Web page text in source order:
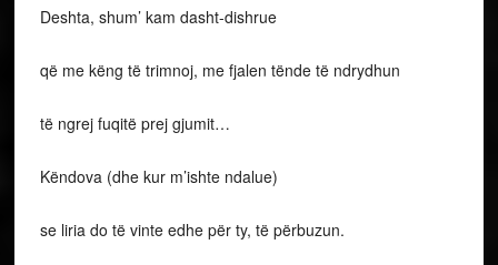
Deshta, shum’ kam dasht-dishrue
që me këng të trimnoj, me fjalen tënde të ndrydhun
të ngrej fuqitë prej gjumit…
Këndova (dhe kur m’ishte ndalue)
se liria do të vinte edhe për ty, të përbuzun.